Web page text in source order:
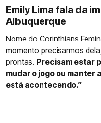
Emily Lima fala da
Albuquerque
Nome do Corinthians
momento precisarmos
prontas. Precisam estar
mudar o jogo ou manter
está acontecendo.”